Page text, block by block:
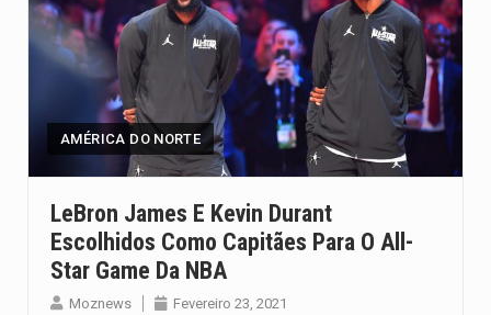
AMÉRICA DO NORTE
LeBron James E Kevin Durant
Escolhidos Como Capitães Para O All-
Star Game Da NBA
Moznews Fevereiro 23, 2021